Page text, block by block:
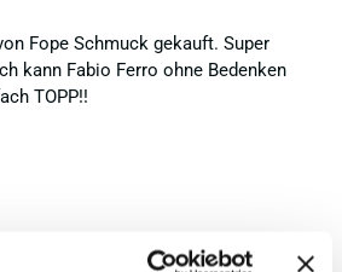
Fope Schmuck gekauft. Super
kann Fabio Ferro ohne Bedenken
TOPP!!
Kauf zufrieden. Die Uhr ist